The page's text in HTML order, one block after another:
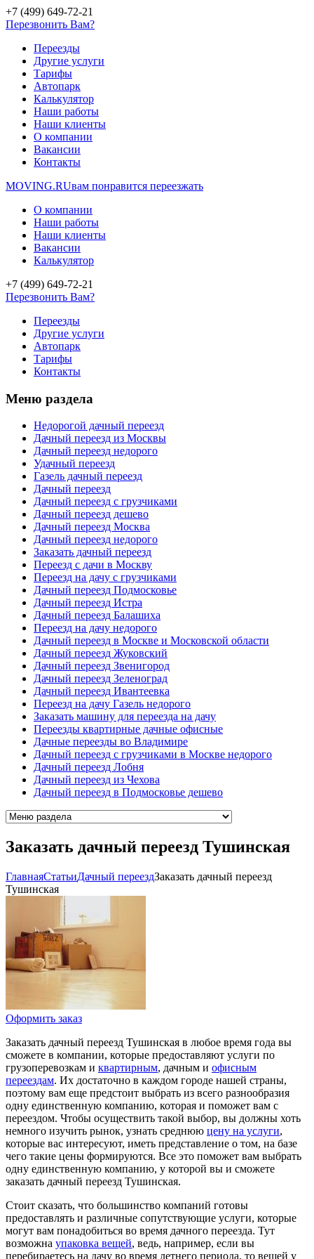
+7 (499) 649-72-21
Перезвонить Вам?
Переезды
Другие услуги
Тарифы
Автопарк
Калькулятор
Наши работы
Наши клиенты
О компании
Вакансии
Контакты
MOVING.RUвам понравится переезжать
О компании
Наши работы
Наши клиенты
Вакансии
Калькулятор
+7 (499) 649-72-21
Перезвонить Вам?
Переезды
Другие услуги
Автопарк
Тарифы
Контакты
Меню раздела
Недорогой дачный переезд
Дачный переезд из Москвы
Дачный переезд недорого
Удачный переезд
Газель дачный переезд
Дачный переезд
Дачный переезд с грузчиками
Дачный переезд дешево
Дачный переезд Москва
Дачный переезд недорого
Заказать дачный переезд
Переезд с дачи в Москву
Переезд на дачу с грузчиками
Дачный переезд Подмосковье
Дачный переезд Истра
Дачный переезд Балашиха
Переезд на дачу недорого
Дачный переезд в Москве и Московской области
Дачный переезд Жуковский
Дачный переезд Звенигород
Дачный переезд Зеленоград
Дачный переезд Ивантеевка
Переезд на дачу Газель недорого
Заказать машину для переезда на дачу
Переезды квартирные дачные офисные
Дачные переезды во Владимире
Дачный переезд с грузчиками в Москве недорого
Дачный переезд Лобня
Дачный переезд из Чехова
Дачный переезд в Подмосковье дешево
Заказать дачный переезд Тушинская
ГлавнаяCтатьиДачный переездЗаказать дачный переезд
Тушинская
Оформить заказ
Заказать дачный переезд Тушинская в любое время года вы
сможете в компании, которые предоставляют услуги по
грузоперевозкам и квартирным, дачным и офисным
переездам. Их достаточно в каждом городе нашей страны,
поэтому вам еще предстоит выбрать из всего разнообразия
одну единственную компанию, которая и поможет вам с
переездом. Чтобы осуществить такой выбор, вы должны хоть
немного изучить рынок, узнать среднюю цену на услуги,
которые вас интересуют, иметь представление о том, на базе
чего такие цены формируются. Все это поможет вам выбрать
одну единственную компанию, у которой вы и сможете
заказать дачный переезд Тушинская.
Стоит сказать, что большинство компаний готовы
предоставлять и различные сопутствующие услуги, которые
могут вам понадобиться во время дачного переезда. Тут
возможна упаковка вещей, ведь, например, если вы
перебираетесь на дачу во время летнего периода, то вещей у